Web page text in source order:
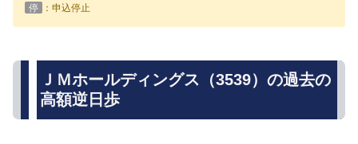
停
：申込停止
ＪＭホールディングス（3539）の過去の
高額逆日歩